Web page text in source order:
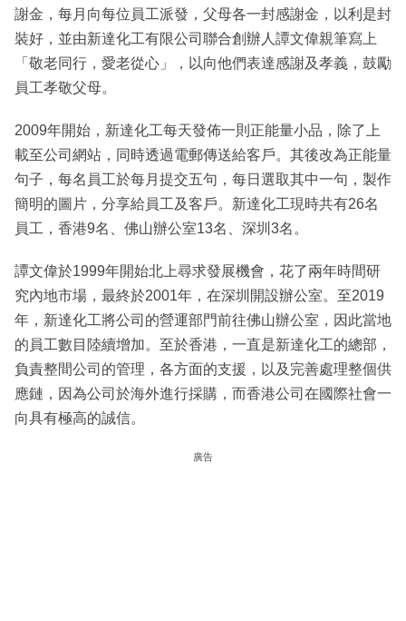
謝金，每月向每位員工派發，父母各一封感謝金，以利是封
裝好，並由新達化工有限公司聯合創辦人譚文偉親筆寫上
「敬老同行，愛老從心」，以向他們表達感謝及孝義，鼓勵
員工孝敬父母。
2009年開始，新達化工每天發佈一則正能量小品，除了上
載至公司網站，同時透過電郵傳送給客戶。其後改為正能量
句子，每名員工於每月提交五句，每日選取其中一句，製作
簡明的圖片，分享給員工及客戶。新達化工現時共有26名
員工，香港9名、佛山辦公室13名、深圳3名。
譚文偉於1999年開始北上尋求發展機會，花了兩年時間研
究內地市場，最終於2001年，在深圳開設辦公室。至2019
年，新達化工將公司的營運部門前往佛山辦公室，因此當地
的員工數目陸續增加。至於香港，一直是新達化工的總部，
負責整間公司的管理，各方面的支援，以及完善處理整個供
應鏈，因為公司於海外進行採購，而香港公司在國際社會一
向具有極高的誠信。
廣告